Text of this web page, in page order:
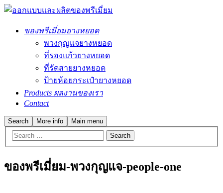
ของพรีเมี่ยมยางหยอด
พวงกุญแจยางหยอด
ที่รองแก้วยางหยอด
ที่รัดสายยางหยอด
ป้ายห้อยกระเป๋ายางหยอด
Products ผลงานของเรา
Contact
Search More info Main menu
ของพรีเมี่ยม-พวงกุญแจ-people-one